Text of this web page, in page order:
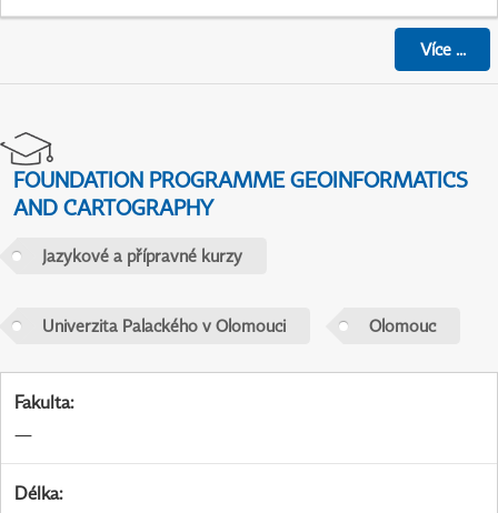
Více...
FOUNDATION PROGRAMME GEOINFORMATICS
AND CARTOGRAPHY
Jazykové a přípravné kurzy
Univerzita Palackého v Olomouci Olomouc
Fakulta:
—
Délka: